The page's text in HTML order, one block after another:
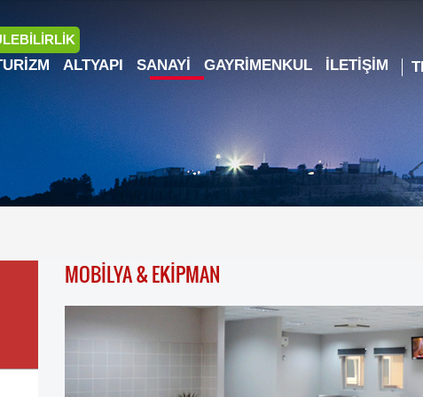
ALTYAPI SANAYI GAYRIMENKUL İLETIŞIM
MOBİLYA & EKİPMAN